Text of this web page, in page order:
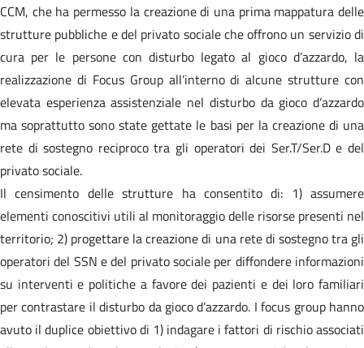
CCM, che ha permesso la creazione di una prima mappatura delle
strutture pubbliche e del privato sociale che offrono un servizio di
cura per le persone con disturbo legato al gioco d’azzardo, la
realizzazione di Focus Group all’interno di alcune strutture con
elevata esperienza assistenziale nel disturbo da gioco d’azzardo
ma soprattutto sono state gettate le basi per la creazione di una
rete di sostegno reciproco tra gli operatori dei Ser.T/Ser.D e del
privato sociale.
Il censimento delle strutture ha consentito di: 1) assumere
elementi conoscitivi utili al monitoraggio delle risorse presenti nel
territorio; 2) progettare la creazione di una rete di sostegno tra gli
operatori del SSN e del privato sociale per diffondere informazioni
su interventi e politiche a favore dei pazienti e dei loro familiari
per contrastare il disturbo da gioco d’azzardo. I focus group hanno
avuto il duplice obiettivo di 1) indagare i fattori di rischio associati